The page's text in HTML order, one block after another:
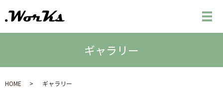
メ
ギャラリー
HOME ギャラリー